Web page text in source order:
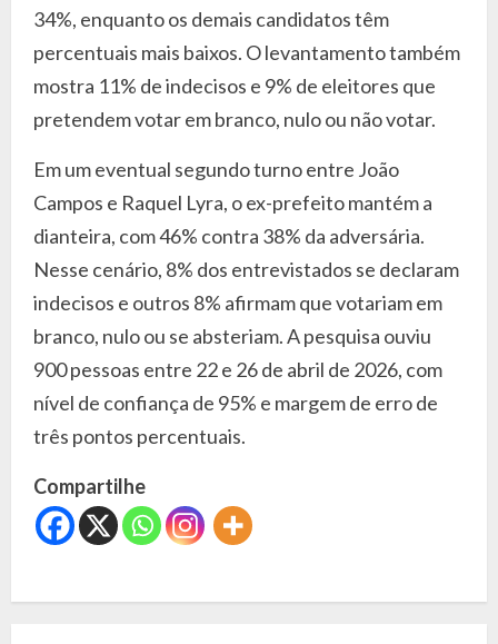
34%, enquanto os demais candidatos têm
percentuais mais baixos. O levantamento também
mostra 11% de indecisos e 9% de eleitores que
pretendem votar em branco, nulo ou não votar.
Em um eventual segundo turno entre João
Campos e Raquel Lyra, o ex-prefeito mantém a
dianteira, com 46% contra 38% da adversária.
Nesse cenário, 8% dos entrevistados se declaram
indecisos e outros 8% afirmam que votariam em
branco, nulo ou se absteriam. A pesquisa ouviu
900 pessoas entre 22 e 26 de abril de 2026, com
nível de confiança de 95% e margem de erro de
três pontos percentuais.
Compartilhe
C